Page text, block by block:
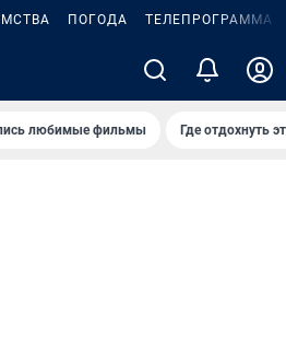
ПОГОДА ТЕЛЕПРОГРАММА
любимые фильмы Где отдохнуть